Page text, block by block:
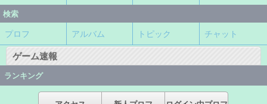
検索
プロフ アルバム トピック チャット
ゲーム速報
ランキング